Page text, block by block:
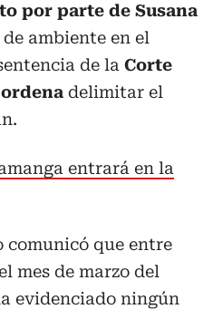
por parte de Susana
ambiente en el
de la Corte
delimitar el
entrará en la
que entre
mes de marzo del
evidenciado ningún